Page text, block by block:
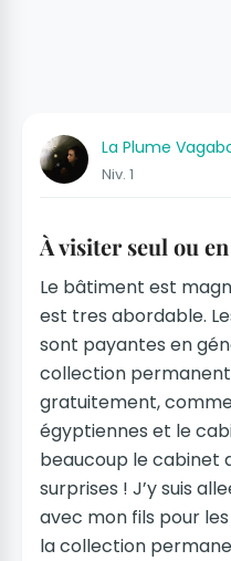
La Plume
Niv. 1
À visiter seul ou
Le bâtiment est
est tres abordable.
sont payantes en
collection
gratuitement,
égyptiennes et le
beaucoup le cabinet
surprises ! J’y suis
avec mon fils pour
la collection